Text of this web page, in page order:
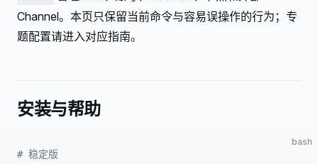
Channel。本页只保留当前命令与容易误操作的行为；专
题配置请进入对应指南。
安装与帮助
bash
# 稳定版